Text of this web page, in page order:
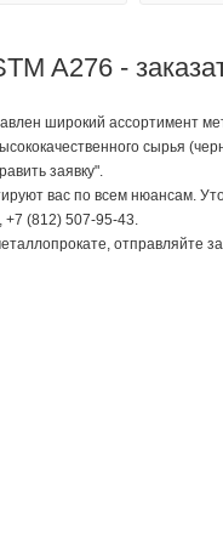
A276 -
широкий ассортимент
сырья
заявку".
вас по всем нюансам.
(812) 507-95-43.
отправляйте